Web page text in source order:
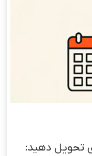
تحویل دهید: